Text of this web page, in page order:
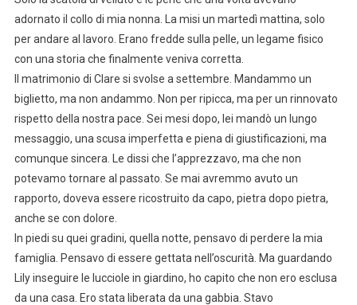
adornato il collo di mia nonna. La misi un martedì mattina, solo
per andare al lavoro. Erano fredde sulla pelle, un legame fisico
con una storia che finalmente veniva corretta.
Il matrimonio di Clare si svolse a settembre. Mandammo un
biglietto, ma non andammo. Non per ripicca, ma per un rinnovato
rispetto della nostra pace. Sei mesi dopo, lei mandò un lungo
messaggio, una scusa imperfetta e piena di giustificazioni, ma
comunque sincera. Le dissi che l’apprezzavo, ma che non
potevamo tornare al passato. Se mai avremmo avuto un
rapporto, doveva essere ricostruito da capo, pietra dopo pietra,
anche se con dolore.
In piedi su quei gradini, quella notte, pensavo di perdere la mia
famiglia. Pensavo di essere gettata nell’oscurità. Ma guardando
Lily inseguire le lucciole in giardino, ho capito che non ero esclusa
da una casa. Ero stata liberata da una gabbia. Stavo